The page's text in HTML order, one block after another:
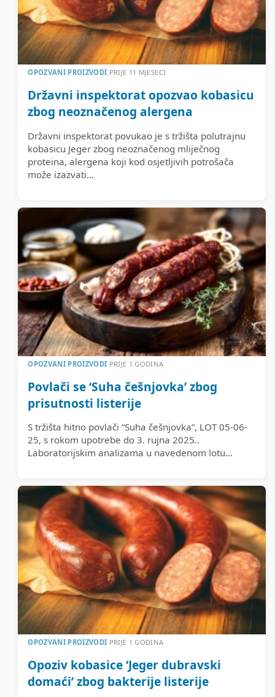
OPOZVANI PROIZVODI PRIJE 11 MJESECI
Državni inspektorat opozvao kobasicu
zbog neoznačenog alergena
Državni inspektorat povukao je s tržišta polutrajnu
kobasicu Jeger zbog neoznačenog mliječnog
proteina, alergena koji kod osjetljivih potrošača
može izazvati...
OPOZVANI PROIZVODI PRIJE 1 GODINA
Povlači se ‘Suha češnjovka’ zbog
prisutnosti listerije
S tržišta hitno povlači “Suha češnjovka”, LOT 05-06-
25, s rokom upotrebe do 3. rujna 2025..
Laboratorijskim analizama u navedenom lotu...
OPOZVANI PROIZVODI PRIJE 1 GODINA
Opoziv kobasice ‘Jeger dubravski
domaći’ zbog bakterije listerije